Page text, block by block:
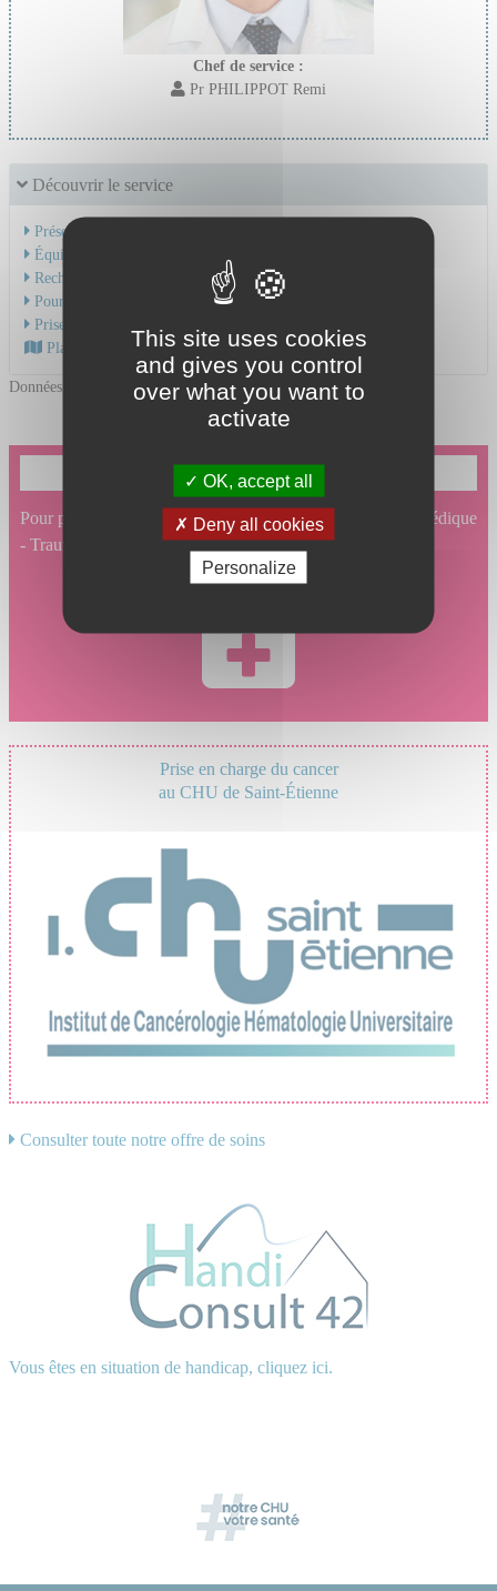
Chef de service :
Pr PHILIPPOT Remi
Découvrir le service
Présentation de l'activité
Équipe Médicale
Recherche & Enseignement
Pour une consultation
Prise en charge du cancer
Plan d'accès au CHU
Données mises à jour le 10/01/2025
Je souhaite prendre un rendez-vous en ligne
Pour prendre un rendez-vous en ligne en Chirurgie orthopédique
- Traumatologie, cliquez ici.
Prise en charge du cancer
au CHU de Saint-Étienne
Consulter toute notre offre de soins
Vous êtes en situation de handicap, cliquez ici.
This site uses cookies
and gives you control
over what you want to
activate
OK, accept all
Deny all cookies
Personalize